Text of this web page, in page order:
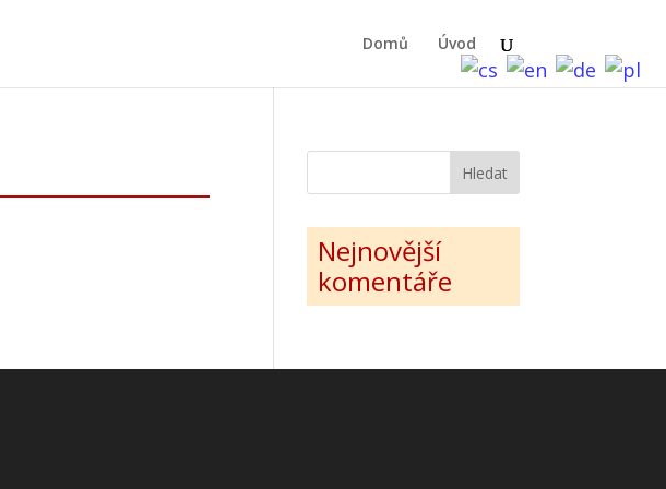
Domů Úvod
Nejnovější
komentáře